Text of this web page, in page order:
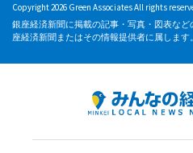
Copyright 2026 Green Associates All rights
銀座経済新聞に掲載の記事・写真・図表な
座経済新聞またはその情報提供者に属します。